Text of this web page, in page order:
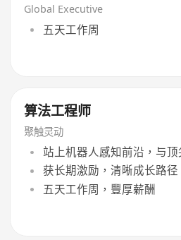
Global Executive
五天工作周
算法工程师
聚触灵动
站上机器人感知前沿，与
获长期激励，清晰成长路
五天工作周，豐厚薪酬